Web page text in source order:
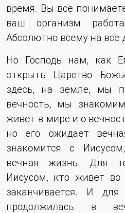
время. Вы все
ваш организм
Абсолютно всему на все
Но Господь нам, как
открыть Царство
здесь, на земле, мы
вечность, мы
живет в мире и о
но его ожидает
знакомится с
вечная жизнь. Для
Иисусом, кто живет
заканчивается. И
продолжилась в